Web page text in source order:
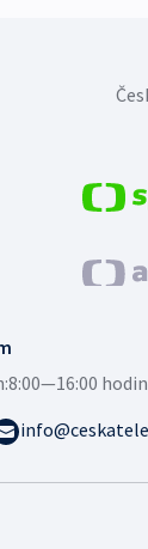
8:00—16:00 hodin